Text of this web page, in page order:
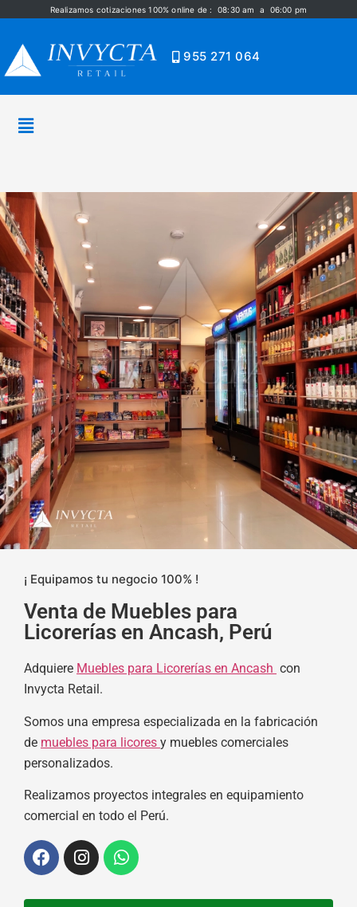
Realizamos cotizaciones 100% online de : 08:30 am a 06:00 pm
955 271 064
¡ Equipamos tu negocio 100% !
Venta de Muebles para
Licorerías en Ancash, Perú
Adquiere Muebles para Licorerías en Ancash con
Invycta Retail.
Somos una empresa especializada en la fabricación
de muebles para licores y muebles comerciales
personalizados.
Realizamos proyectos integrales en equipamiento
comercial en todo el Perú.